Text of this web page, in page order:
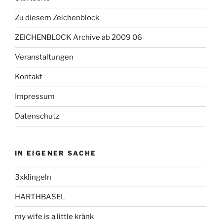
Zu diesem Zeichenblock
ZEICHENBLOCK Archive ab 2009 06
Veranstaltungen
Kontakt
Impressum
Datenschutz
IN EIGENER SACHE
3xklingeln
HARTHBASEL
my wife is a little kränk